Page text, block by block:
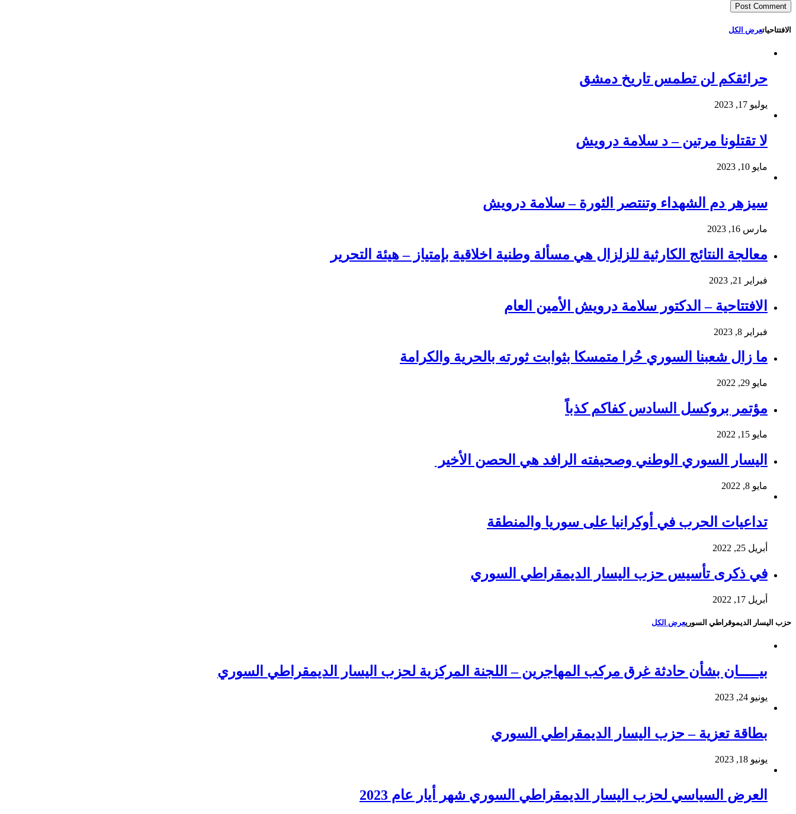
الافتتاحياتعرض الكل
حرائقكم لن تطمس تاريخ دمشق
يوليو 17, 2023
لا تقتلونا مرتين – د سلامة درويش
مايو 10, 2023
سيزهر دم الشهداء وتنتصر الثورة – سلامة درويش
مارس 16, 2023
معالجة النتائج الكارثية للزلزال هي مسألة وطنية اخلاقية بإمتياز – هيئة التحرير
فبراير 21, 2023
الافتتاحية – الدكتور سلامة درويش الأمين العام
فبراير 8, 2023
ما زال شعبنا السوري حُرا متمسكا بثوابت ثورته بالحرية والكرامة
مايو 29, 2022
مؤتمر بروكسل السادس كفاكم كذباً
مايو 15, 2022
اليسار السوري الوطني وصحيفته الرافد هي الحصن الأخير
مايو 8, 2022
تداعيات الحرب في أوكرانيا على سوريا والمنطقة
أبريل 25, 2022
في ذكرى تأسيس حزب اليسار الديمقراطي السوري
أبريل 17, 2022
حزب اليسار الديموقراطي السوريعرض الكل
بيـــــان بشأن حادثة غرق مركب المهاجرين – اللجنة المركزية لحزب اليسار الديمقراطي السوري
يونيو 24, 2023
بطاقة تعزية – حزب اليسار الديمقراطي السوري
يونيو 18, 2023
العرض السياسي لحزب اليسار الديمقراطي السوري شهر أيار عام 2023